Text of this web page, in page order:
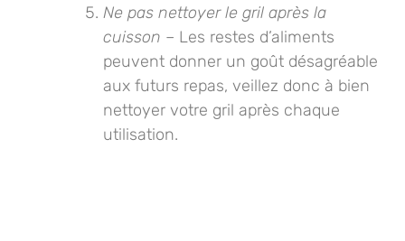
Ne pas nettoyer le gril après la
cuisson – Les restes d’aliments
peuvent donner un goût désagréable
aux futurs repas, veillez donc à bien
nettoyer votre gril après chaque
utilisation.